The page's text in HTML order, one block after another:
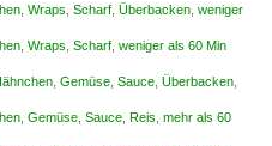
Wraps Scharf Überbacken weniger
Wraps Scharf weniger als 60 Min
Gemüse Sauce Überbacken
Gemüse Sauce Reis mehr als 60